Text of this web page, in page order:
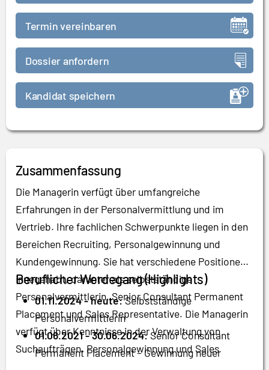
Termin vereinbaren
Dossier anfordern
Kandidat speichern
Zusammenfassung
Die Managerin verfügt über umfangreiche
Erfahrungen in der Personalvermittlung und im
Vertrieb. Ihre fachlichen Schwerpunkte liegen in den
Bereichen Recruiting, Personalgewinnung und
Kundengewinnung. Sie hat verschiedene Positionen
innegehabt, darunter als selbstständige
Personalvermittlerin, Senior Consultant Permanent
Placement und Sales Representative. Die Managerin
verfügt über Kenntnisse in der Verwaltung von
Suchaufträgen, Personalgewinnung und Sales
Beruflicher Werdegang (Highlights)
01.11.2024 - heute:Selbstständige
Personalvermittlerin
01.06.2021 - 30.06.2024:Senior Consultant
Permanent Placement – Gewinnung neuer